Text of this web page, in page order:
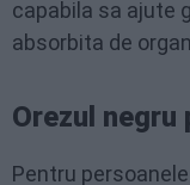
capabila sa ajute
absorbita de
Orezul
Pentru